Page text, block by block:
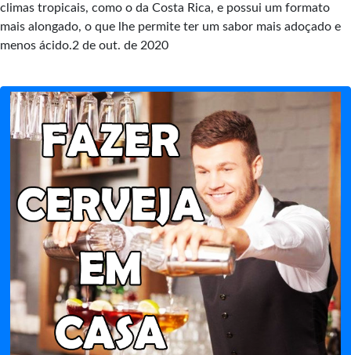
climas tropicais, como o da Costa Rica, e possui um formato
mais alongado, o que lhe permite ter um sabor mais adoçado e
menos ácido.2 de out. de 2020